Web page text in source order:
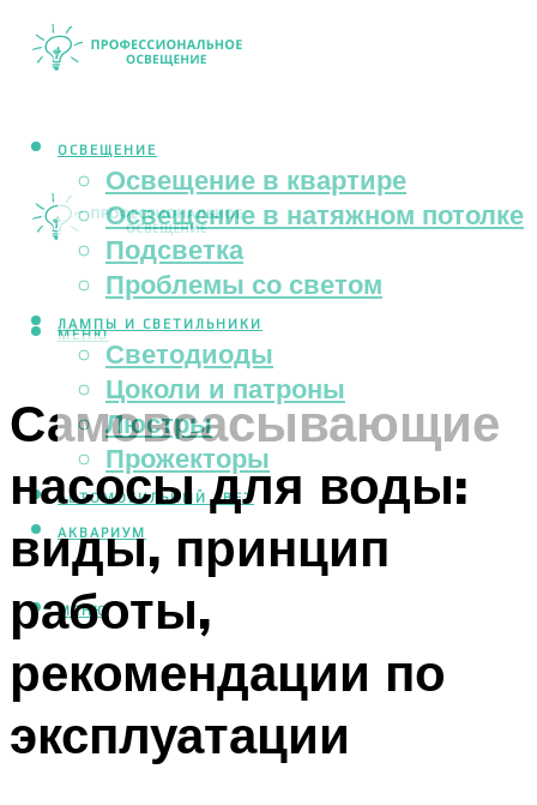
ОСВЕЩЕНИЕ
Освещение в квартире
Освещение в натяжном потолке
Подсветка
Проблемы со светом
ЛАМПЫ И СВЕТИЛЬНИКИ
Светодиоды
Цоколи и патроны
Люстры
Прожекторы
АВТОМОБИЛЬНЫЙ СВЕТ
АКВАРИУМ
МЕНЮ
МЕНЮ
Самовсасывающие
насосы для воды:
виды, принцип
работы,
рекомендации по
эксплуатации